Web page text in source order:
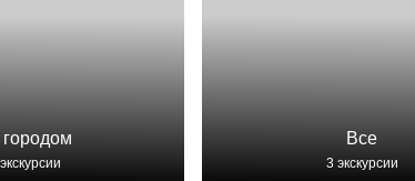
Все
3 экскурсии